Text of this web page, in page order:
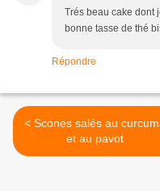
Trés beau cake dont
bonne tasse de thé
Répondre
< Scones salés au curcuma
et au pavot